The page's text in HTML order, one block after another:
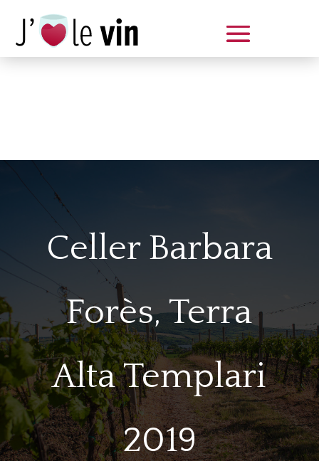
Celler Barbara
Forès, Terra
Alta Templari
2019